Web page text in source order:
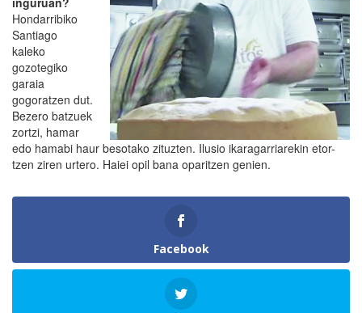
Hondarribiko
Santiago
kaleko
gozotegiko
garaia
gogoratzen dut.
Bezero batzuek
zortzi, hamar
edo hamabi haur besotako zituzten. Ilusio ikaragarriarekin etor-
tzen ziren urtero. Haiei opil bana oparitzen genien.
Facebook